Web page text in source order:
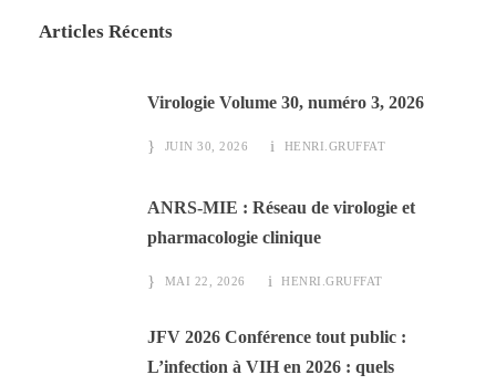
Articles Récents
Virologie Volume 30, numéro 3, 2026
JUIN 30, 2026 HENRI.GRUFFAT
ANRS-MIE : Réseau de virologie et
pharmacologie clinique
MAI 22, 2026 HENRI.GRUFFAT
JFV 2026 Conférence tout public :
L’infection à VIH en 2026 : quels